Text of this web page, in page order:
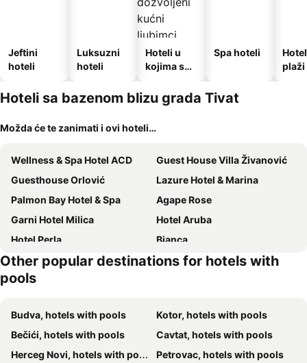
Jeftini
hoteli
Luksuzni
hoteli
Hoteli u
kojima su
kućni
ljubimci
Spa hoteli
plaži
Hoteli sa bazenom blizu grada Tivat
Možda će te zanimati i ovi hoteli…
Wellness & Spa Hotel ACD
Guest House Villa Živanović
Guesthouse Orlović
Lazure Hotel & Marina
Palmon Bay Hotel & Spa
Agape Rose
Garni Hotel Milica
Hotel Aruba
Hotel Perla
Bianca
Iberostar Waves Herceg Novi
Regent Porto Montenegro By Ihg
Hotel Max Prestige
HOTEL TALIA
Hotel Moskva
Carine Hotel Park
Garni Hotel Kruso
Royal Blue Resort & Residences
Heritage Grand Perast
Other popular destinations for hotels with
pools
Budva, hotels with pools
Kotor, hotels with pools
Bečići, hotels with pools
Cavtat, hotels with pools
Herceg Novi, hotels with pools
Petrovac, hotels with pools